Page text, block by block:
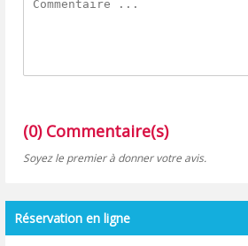
(0) Commentaire(s)
Soyez le premier à donner votre avis.
Réservation en ligne